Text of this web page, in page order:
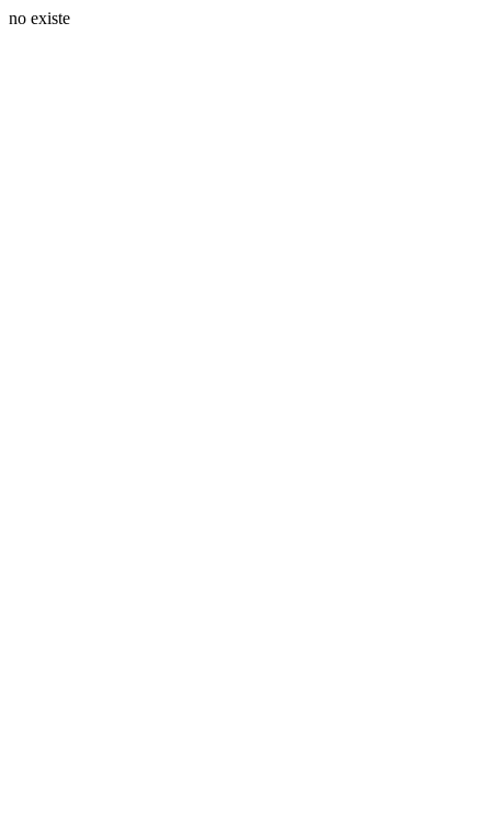
no existe